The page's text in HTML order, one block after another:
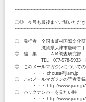
◎◎ 今号も最後までご覧いただ
◎ 発行者 全国市町村国際文化研
滋賀県大津市唐崎二丁
◎ 編 集 ＪＩＡＭ調査研究部
TEL 077-578-5933 FAX
◎ このメールマガジンについての
・・・ chousa@jiam.jp
◎ このメールマガジンの読者登録
・・・ http://www.jiam.jp/
◎ バックナンバーを見たい時
・・・ http://www.jiam.jp/